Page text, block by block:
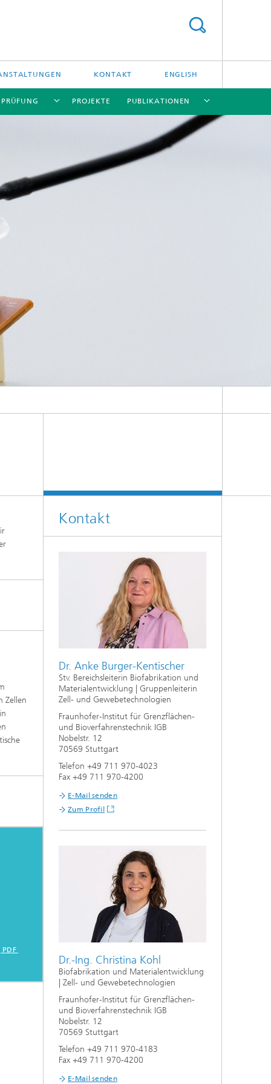
KONTAKT ENGLISH
PROJEKTE PUBLIKATIONEN
Zellen
Kontakt
Dr. Anke Burger-Kentischer
Stv. Bereichsleiterin Biofabrikation und
Materialentwicklung | Gruppenleiterin
Zell- und Gewebetechnologien
Fraunhofer-Institut für Grenzflächen-
und Bioverfahrenstechnik IGB
Nobelstr. 12
70569 Stuttgart
Telefon +49 711 970-4023
Fax +49 711 970-4200
E-Mail senden
Zum Profil
Dr.-Ing. Christina Kohl
Biofabrikation und Materialentwicklung
| Zell- und Gewebetechnologien
Fraunhofer-Institut für Grenzflächen-
und Bioverfahrenstechnik IGB
Nobelstr. 12
70569 Stuttgart
Telefon +49 711 970-4183
Fax +49 711 970-4200
E-Mail senden